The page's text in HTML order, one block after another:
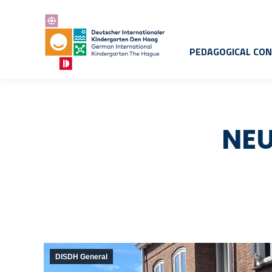
PEDAGOGICAL
DISDH General